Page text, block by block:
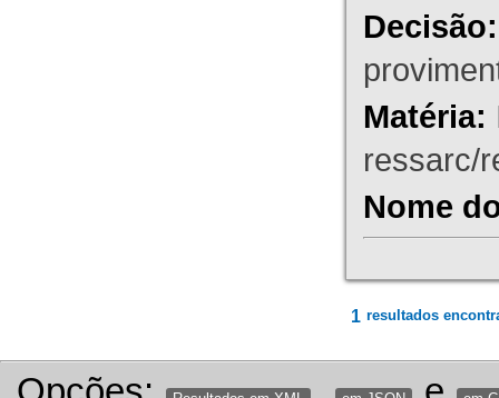
Decisão:
Matéria:
ressarc/
Nome
1 resultados